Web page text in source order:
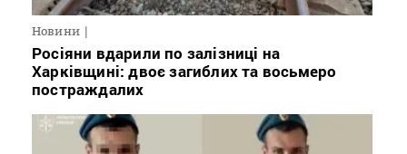
Новини
Росіяни вдарили по залізниці на
Харківщині: двоє загиблих та восьмеро
постраждалих